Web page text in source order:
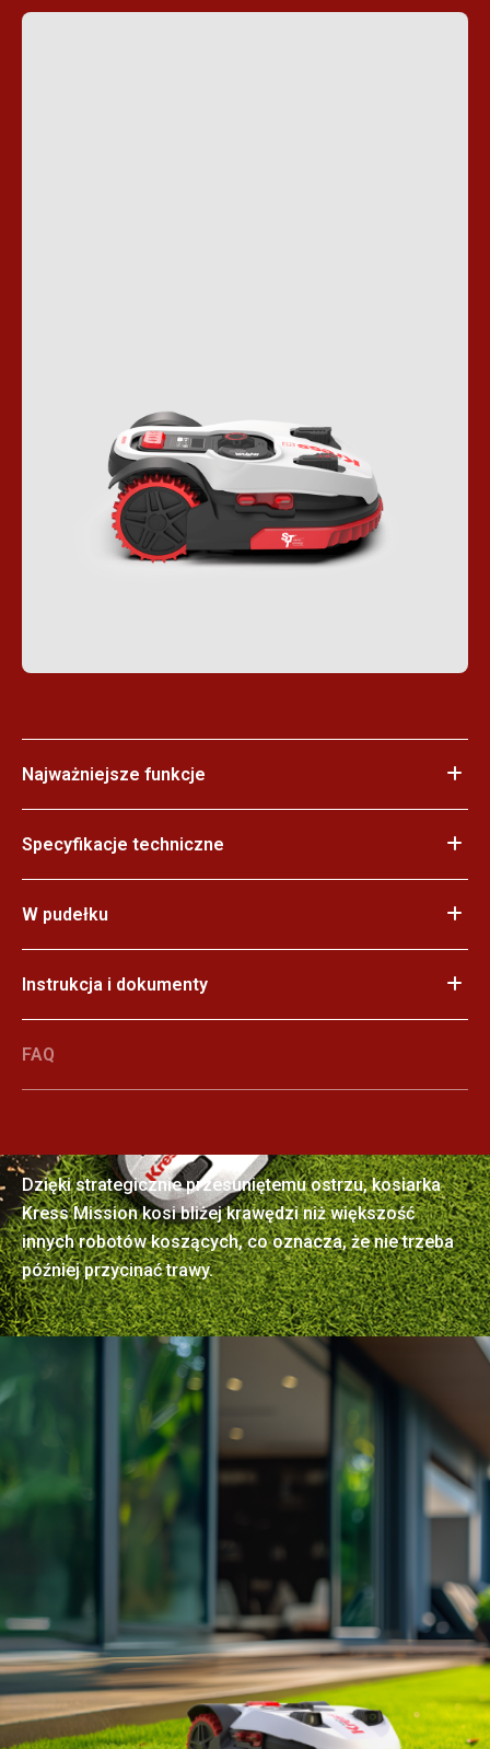
Najważniejsze funkcje
Specyfikacje techniczne
W pudełku
Instrukcja i dokumenty
FAQ
Dzięki strategicznie przesuniętemu ostrzu, kosiarka
Kress Mission kosi bliżej krawędzi niż większość
innych robotów koszących, co oznacza, że nie trzeba
później przycinać trawy.